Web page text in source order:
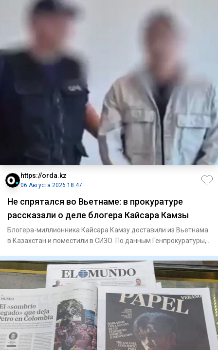
https://orda.kz
06 Августа 2026 18:47
Не спрятался во Вьетнаме: в прокуратуре
рассказали о деле блогера Кайсара Камзы
Блогера-миллионника Кайсара Камзу доставили из Вьетнама
в Казахстан и поместили в СИЗО. По данным Генпрокуратуры,